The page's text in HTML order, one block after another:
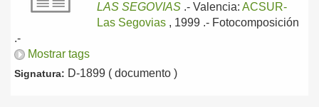
LAS SEGOVIAS .- Valencia: ACSUR-
Las Segovias , 1999 .- Fotocomposición
.-
Mostrar tags
Signatura: D-1899 ( documento )